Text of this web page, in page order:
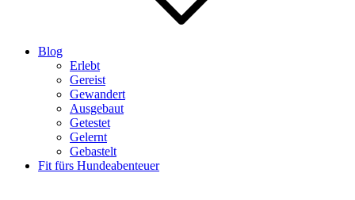
Blog
Erlebt
Gereist
Gewandert
Ausgebaut
Getestet
Gelernt
Gebastelt
Fit fürs Hundeabenteuer